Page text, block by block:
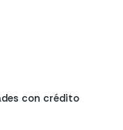
con crédito